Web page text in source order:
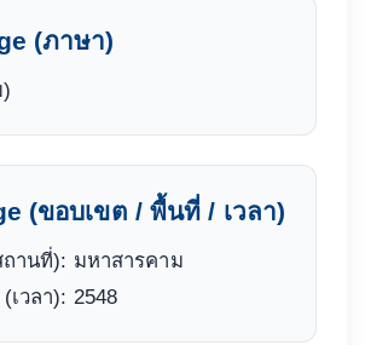
(ภาษา)
(ขอบเขต / พื้นที่ / เวลา)
ถานที่): มหาสารคาม
เวลา): 2548